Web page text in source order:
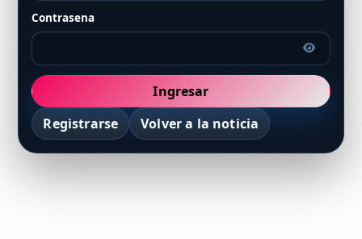
Contrasena
Ingresar
Registrarse
Volver a la noticia